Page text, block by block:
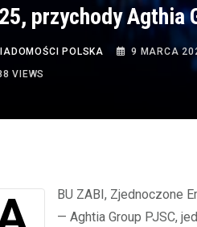
przychody Agthia
POLSKA 9 MARCA
VIEWS
— Aghtia Group PJSC,